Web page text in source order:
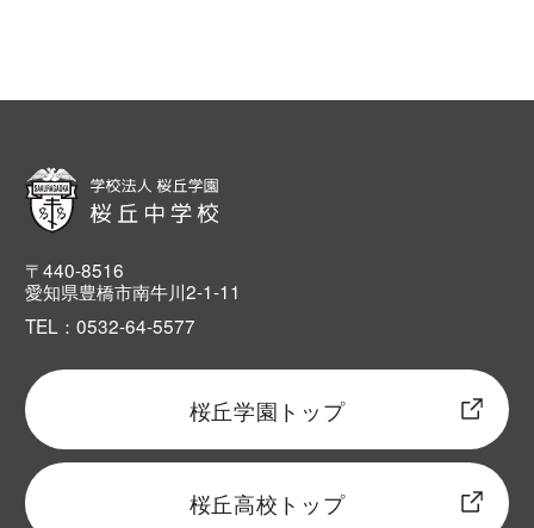
〒440-8516
愛知県豊橋市南牛川2-1-11
TEL：0532-64-5577
桜丘学園トップ
桜丘高校トップ